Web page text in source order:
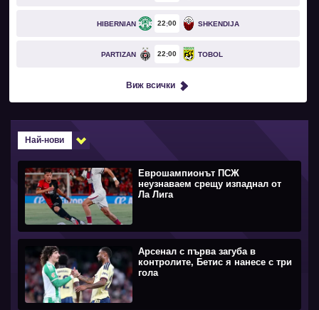
HIBERNIAN 22 00 SHKENDIJA
PARTIZAN 22 00 TOBOL
Виж всички
Най-нови
Еврошампионът ПСЖ
неузнаваем срещу изпаднал от
Ла Лига
Арсенал с първа загуба в
контролите, Бетис я нанесе с три
гола